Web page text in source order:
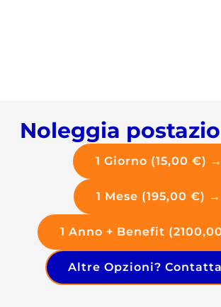
Noleggia
1 Giorno (15,00 €) →
1 Mese (195,00 €) →
1 Anno + Benefit
Altre Opzioni?